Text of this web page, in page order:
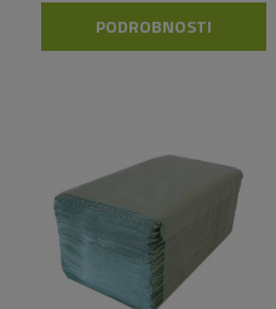
PODROBNOSTI